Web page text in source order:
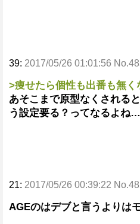
39: 2017/05/26 01:01:56
>痩せたら個性も出番も無く
あそこまで原型なくされる
う設定要る？ってなるよね…
21: 2017/05/26 00:39:22
AGEのはデブと言うよりは